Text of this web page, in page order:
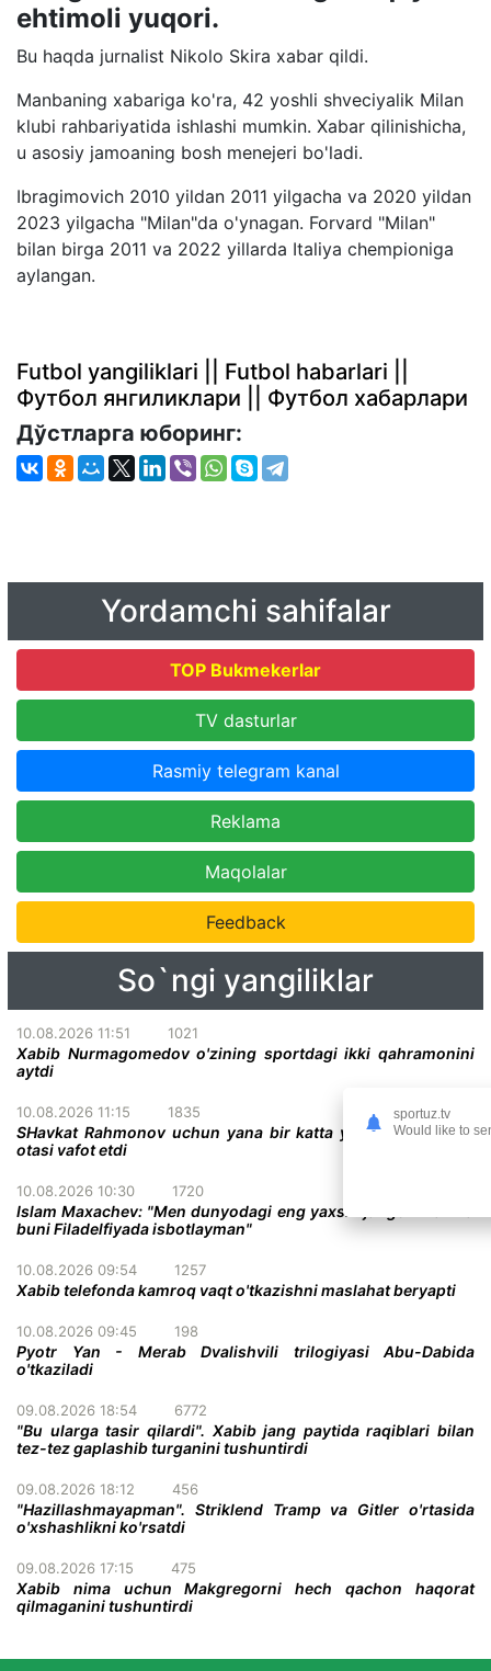
ehtimoli yuqori.
Bu haqda jurnalist Nikolo Skira xabar qildi.
Manbaning xabariga ko'ra, 42 yoshli shveciyalik Milan
klubi rahbariyatida ishlashi mumkin. Xabar qilinishicha,
u asosiy jamoaning bosh menejeri bo'ladi.
Ibragimovich 2010 yildan 2011 yilgacha va 2020 yildan
2023 yilgacha "Milan"da o'ynagan. Forvard "Milan"
bilan birga 2011 va 2022 yillarda Italiya chempioniga
aylangan.
Futbol yangiliklari || Futbol habarlari ||
Футбол янгиликлари || Футбол хабарлари
Дўстларга юборинг:
Yordamchi sahifalar
TOP Bukmekerlar
TV dasturlar
Rasmiy telegram kanal
Reklama
Maqolalar
Feedback
So`ngi yangiliklar
10.08.2026 11:51 1021
Xabib Nurmagomedov o'zining sportdagi ikki qahramonini
aytdi
10.08.2026 11:15 1835
SHavkat Rahmonov uchun yana bir katta yo'qotish - uning
otasi vafot etdi
10.08.2026 10:30 1720
Islam Maxachev: "Men dunyodagi eng yaxshi jangchiman va
buni Filadelfiyada isbotlayman"
10.08.2026 09:54 1257
Xabib telefonda kamroq vaqt o'tkazishni maslahat beryapti
10.08.2026 09:45 198
Pyotr Yan - Merab Dvalishvili trilogiyasi Abu-Dabida
o'tkaziladi
09.08.2026 18:54 6772
"Bu ularga tasir qilardi". Xabib jang paytida raqiblari bilan
tez-tez gaplashib turganini tushuntirdi
09.08.2026 18:12 456
"Hazillashmayapman". Striklend Tramp va Gitler o'rtasida
o'xshashlikni ko'rsatdi
09.08.2026 17:15 475
Xabib nima uchun Makgregorni hech qachon haqorat
qilmaganini tushuntirdi
sportuz.tv
Would like to